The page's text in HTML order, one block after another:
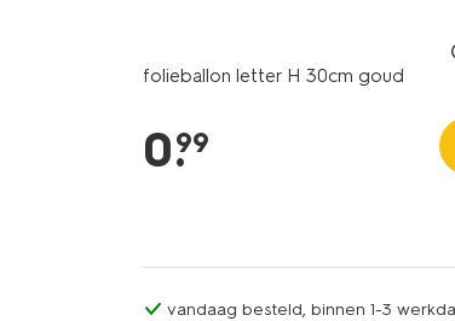
folieballon letter H 30cm goud
0.
99
vandaag besteld, binnen 1-3